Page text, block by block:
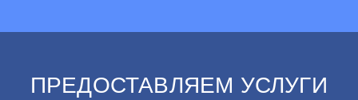
ПРЕДОСТАВЛЯЕМ УСЛУГИ